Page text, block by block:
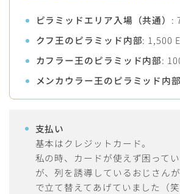
ピラミッドエリア入場（共通） :
クフ王のピラミッド内部: 1,500
カフラー王のピラミッド内部:
メンカウラー王のピラミッド内部
支払い
基本はクレジットカード。
私の時、カードが使えず困って
が、列を誘導しているおじさん
で立て替えてあげていました（笑